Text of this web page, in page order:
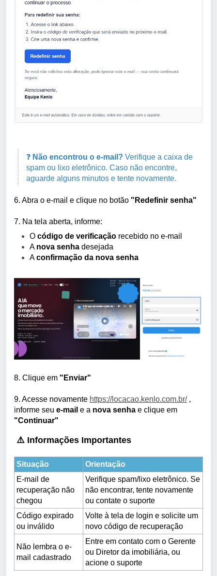
❓ Não encontrou o e-mail? Verifique a caixa de
spam ou lixo eletrônico. Caso não encontre,
aguarde alguns minutos e tente novamente.
6. Abra o e-mail e clique no botão "Redefinir senha"
7. Na tela aberta, informe:
O código de verificação recebido no e-mail
A nova senha desejada
Aconfirmação da nova senha
8. Clique em "Enviar"
9. Acesse novamente https://locacao.kenlo.com.br/,
informe seu e-mail e a nova senha e clique em
"Continuar"
⚠️ Informações Importantes
Situação
Orientação
E-mail de
recuperação não
chegou
Verifique spam/lixo eletrônico. Se
não encontrar, tente novamente
ou contate o suporte
Código expirado
ou inválido
Volte à tela de login e solicite um
novo código de recuperação
Não lembra o e-
mail cadastrado
Entre em contato com o Gerente
ou Diretor da imobiliária, ou
acione o suporte